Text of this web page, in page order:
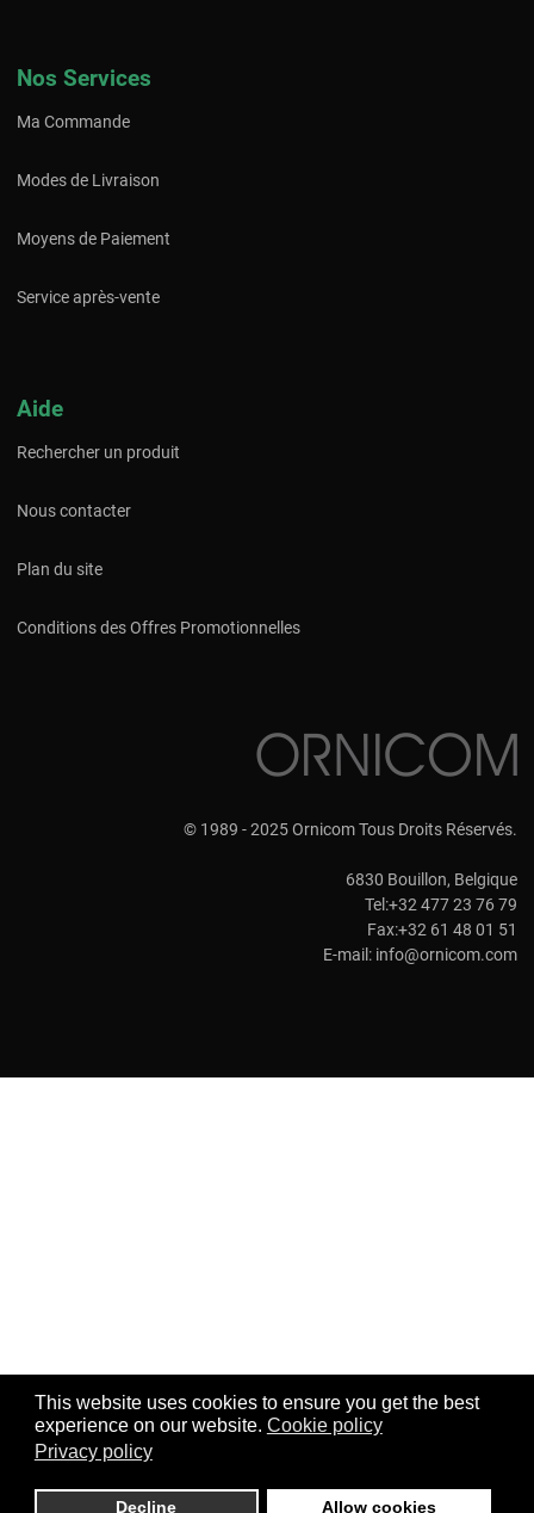
This website uses cookies to ensure you get the best
experience on our website. Cookie policy
Privacy policy
Decline Allow cookies
0
Nos Services
Ma Commande
Modes de Livraison
Moyens de Paiement
Service après-vente
Aide
Rechercher un produit
Nous contacter
Plan du site
Conditions des Offres Promotionnelles
© 1989 - 2025 Ornicom Tous Droits Réservés.
6830 Bouillon, Belgique
Tel:+32 477 23 76 79
Fax:+32 61 48 01 51
E-mail: info@ornicom.com